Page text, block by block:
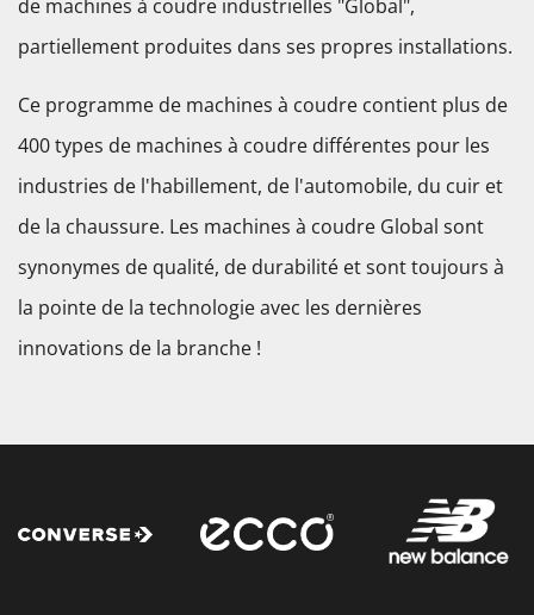
de machines à coudre industrielles "Global",
partiellement produites dans ses propres installations.
Ce programme de machines à coudre contient plus de
400 types de machines à coudre différentes pour les
industries de l'habillement, de l'automobile, du cuir et
de la chaussure. Les machines à coudre Global sont
synonymes de qualité, de durabilité et sont toujours à
la pointe de la technologie avec les dernières
innovations de la branche !